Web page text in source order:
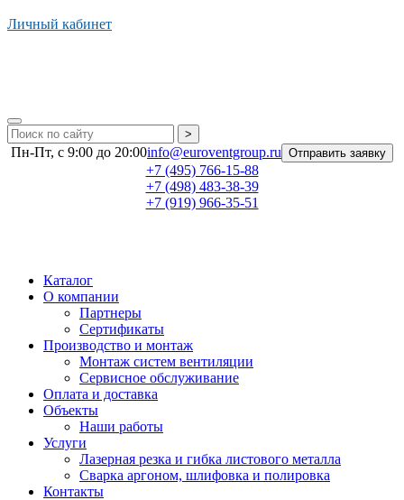
Личный кабинет
>
Пн-Пт, с 9:00 до 20:00info@euroventgroup.ru Отправить заявку
+7 (495) 766-15-88
+7 (498) 483-38-39
+7 (919) 966-35-51
Каталог
О компании
Партнеры
Сертификаты
Производство и монтаж
Монтаж систем вентиляции
Сервисное обслуживание
Оплата и доставка
Объекты
Наши работы
Услуги
Лазерная резка и гибка листового металла
Сварка аргоном, шлифовка и полировка
Контакты